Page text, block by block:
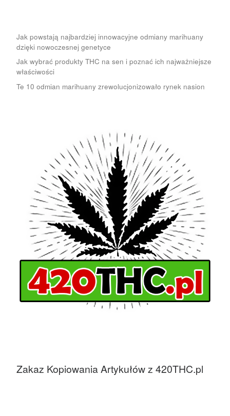
Jak powstają najbardziej innowacyjne odmiany marihuany
dzięki nowoczesnej genetyce
Jak wybrać produkty THC na sen i poznać ich najważniejsze
właściwości
Te 10 odmian marihuany zrewolucjonizowało rynek nasion
Zakaz Kopiowania Artykułów z 420THC.pl